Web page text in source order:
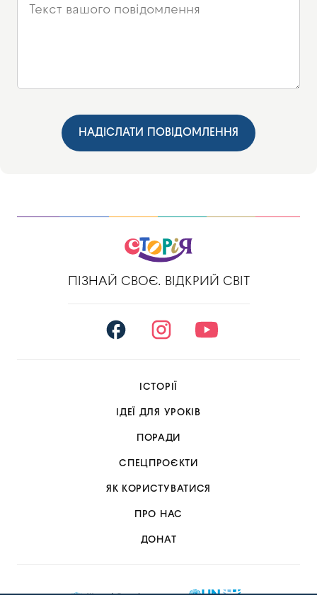
НАДІСЛАТИ ПОВІДОМЛЕННЯ
ПІЗНАЙ СВОЄ. ВІДКРИЙ СВІТ
ІСТОРІЇ
ІДЕЇ ДЛЯ УРОКІВ
ПОРАДИ
СПЕЦПРОЄКТИ
ЯК КОРИСТУВАТИСЯ
ПРО НАС
ДОНАТ